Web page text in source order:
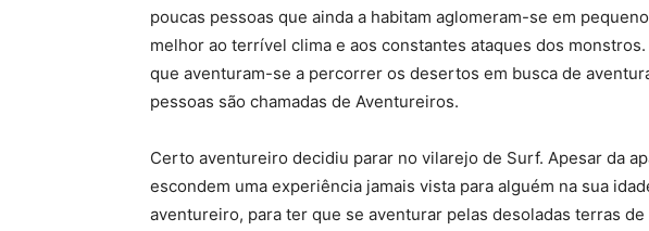
poucas pessoas que ainda a habitam aglomeram-se em
melhor ao terrível clima e aos constantes ataques dos
que aventuram-se a percorrer os desertos em busca de
pessoas são chamadas de Aventureiros.
Certo aventureiro decidiu parar no vilarejo de Surf. Apesar da
escondem uma experiência jamais vista para alguém na sua
aventureiro, para ter que se aventurar pelas desoladas terras de